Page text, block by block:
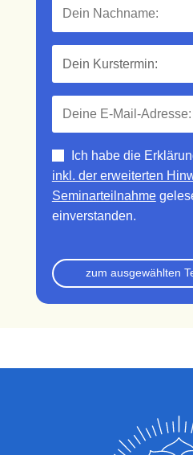
Ich habe die
inkl. der erweiterten
Seminarteilnahme
einverstanden.
zum ausgewählten